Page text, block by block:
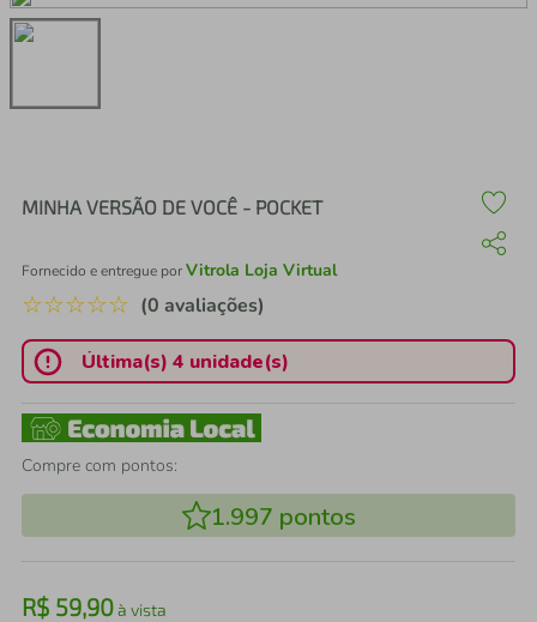
MINHA VERSÃO DE VOCÊ - POCKET
Fornecido e entregue porVitrola Loja Virtual
☆☆☆☆☆ (0 avaliações)
Última(s) 4 unidade(s)
Compre com pontos:
1.997 pontos
R$ 59,90à vista